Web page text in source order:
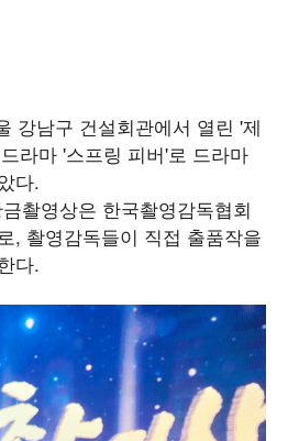
강남구 건설회관에서 열린 '제
라마 '스프링 피버'로 드라마
다.
촬영상은 한국촬영감독협회
, 촬영감독들이 직접 출품작을
다.